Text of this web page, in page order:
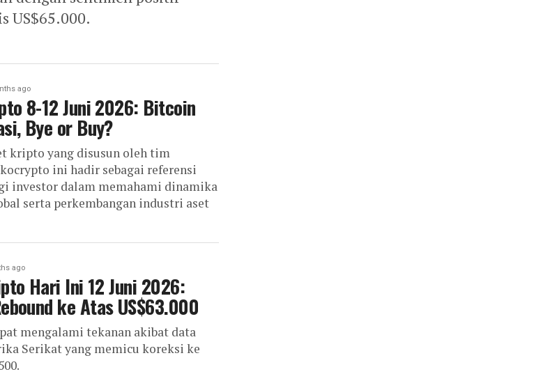
US$65.000.
ago
8-12 Juni 2026: Bitcoin
Bye or Buy?
kripto yang disusun oleh tim
ini hadir sebagai referensi
investor dalam memahami dinamika
serta perkembangan industri aset
ago
Hari Ini 12 Juni 2026:
ke Atas US$63.000
mengalami tekanan akibat data
Serikat yang memicu koreksi ke